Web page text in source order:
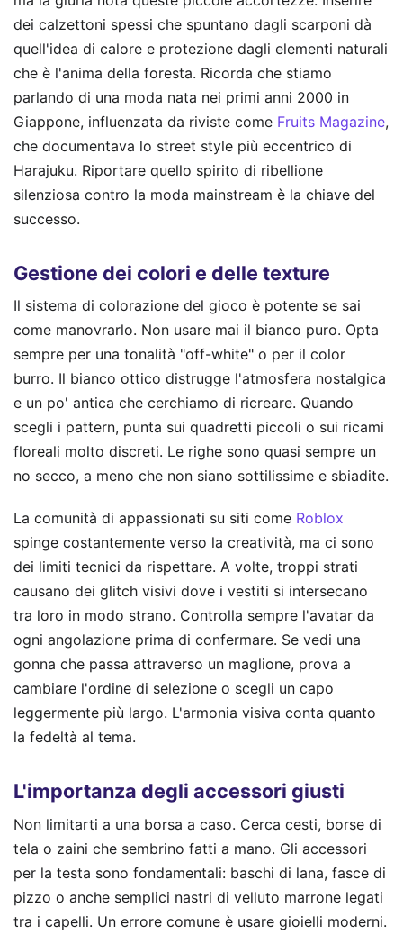
dei calzettoni spessi che spuntano dagli scarponi dà
quell'idea di calore e protezione dagli elementi naturali
che è l'anima della foresta. Ricorda che stiamo
parlando di una moda nata nei primi anni 2000 in
Giappone, influenzata da riviste come Fruits Magazine,
che documentava lo street style più eccentrico di
Harajuku. Riportare quello spirito di ribellione
silenziosa contro la moda mainstream è la chiave del
successo.
Gestione dei colori e delle texture
Il sistema di colorazione del gioco è potente se sai
come manovrarlo. Non usare mai il bianco puro. Opta
sempre per una tonalità "off-white" o per il color
burro. Il bianco ottico distrugge l'atmosfera nostalgica
e un po' antica che cerchiamo di ricreare. Quando
scegli i pattern, punta sui quadretti piccoli o sui ricami
floreali molto discreti. Le righe sono quasi sempre un
no secco, a meno che non siano sottilissime e sbiadite.
La comunità di appassionati su siti come Roblox
spinge costantemente verso la creatività, ma ci sono
dei limiti tecnici da rispettare. A volte, troppi strati
causano dei glitch visivi dove i vestiti si intersecano
tra loro in modo strano. Controlla sempre l'avatar da
ogni angolazione prima di confermare. Se vedi una
gonna che passa attraverso un maglione, prova a
cambiare l'ordine di selezione o scegli un capo
leggermente più largo. L'armonia visiva conta quanto
la fedeltà al tema.
L'importanza degli accessori giusti
Non limitarti a una borsa a caso. Cerca cesti, borse di
tela o zaini che sembrino fatti a mano. Gli accessori
per la testa sono fondamentali: baschi di lana, fasce di
pizzo o anche semplici nastri di velluto marrone legati
tra i capelli. Un errore comune è usare gioielli moderni.